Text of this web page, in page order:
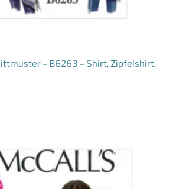
– B6263 – Shirt, Zipfelshirt,